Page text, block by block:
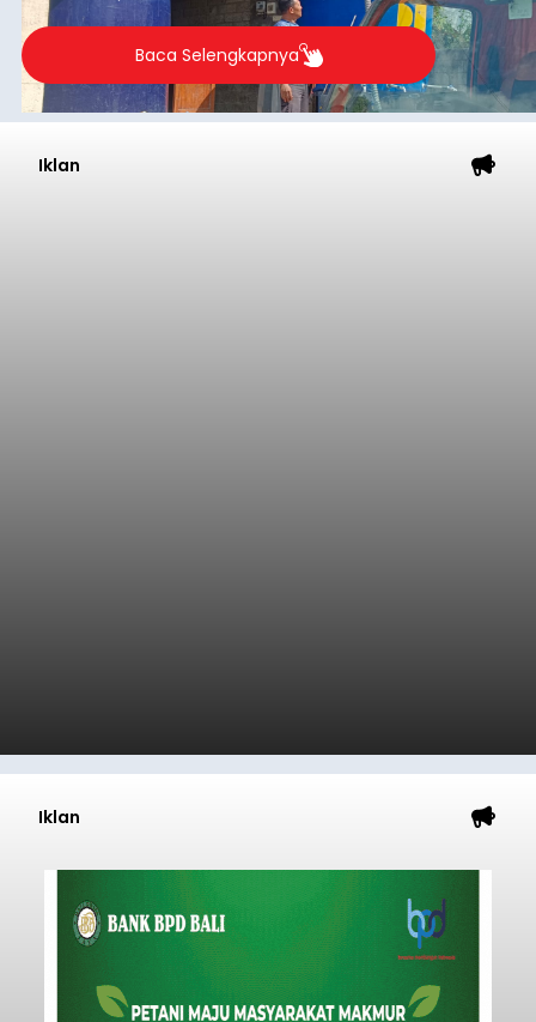
Buleleng.
Baca Selengkapnya
Iklan
Iklan